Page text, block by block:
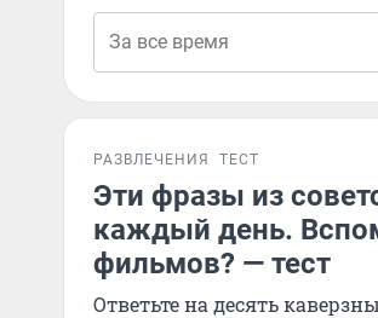
РАЗВЛЕЧЕНИЯ ТЕСТ
Эти фразы из
каждый день.
фильмов? — тест
Ответьте на десять